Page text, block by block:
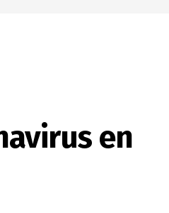
en